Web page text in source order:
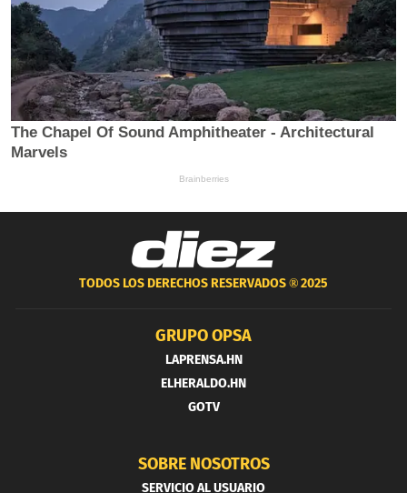
TODOS LOS DERECHOS RESERVADOS ®2025
GRUPO OPSA
LAPRENSA.HN
ELHERALDO.HN
GOTV
SOBRE NOSOTROS
SERVICIO AL USUARIO